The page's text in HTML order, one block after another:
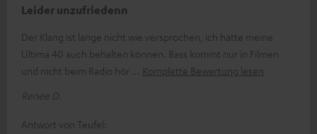
Leider unzufriedenn
Der Klang ist lange nicht wie versprochen, ich hätte meine
Ultima 40 auch behalten können. Bass kommt nur in Filmen
und nicht beim Radio hör
Komplette Bewertung lesen
Renee D.
Antwort von Teufel: